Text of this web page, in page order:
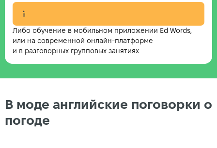
📱
Либо обучение в мобильном приложении Ed Words,
или на современной онлайн-платформе
и в разговорных групповых занятиях
В моде английские поговорки о
погоде